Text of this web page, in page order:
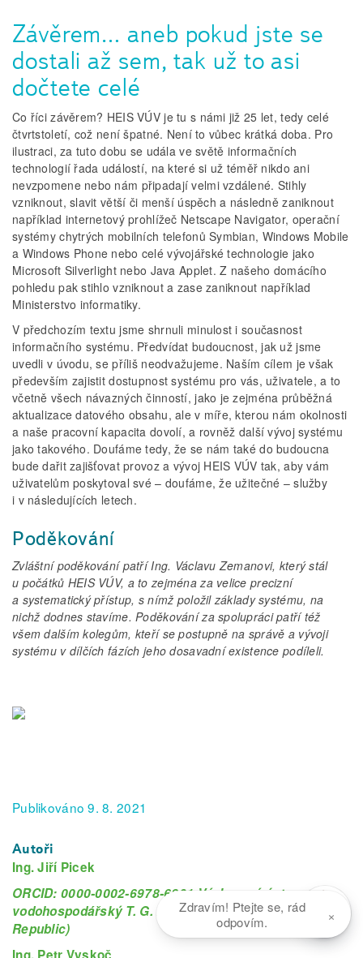
Závěrem… aneb pokud jste se
dostali až sem, tak už to asi
dočtete celé
Co říci závěrem? HEIS VÚV je tu s námi již 25 let, tedy celé
čtvrtstoletí, což není špatné. Není to vůbec krátká doba. Pro
ilustraci, za tuto dobu se udála ve světě informačních
technologií řada událostí, na které si už téměř nikdo ani
nevzpomene nebo nám připadají velmi vzdálené. Stihly
vzniknout, slavit větší či menší úspěch a následně zaniknout
například internetový prohlížeč Netscape Navigator, operační
systémy chytrých mobilních telefonů Symbian, Windows Mobile
a Windows Phone nebo celé vývojářské technologie jako
Microsoft Silverlight nebo Java Applet. Z našeho domácího
pohledu pak stihlo vzniknout a zase zaniknout například
Ministerstvo informatiky.
V předchozím textu jsme shrnuli minulost i současnost
informačního systému. Předvídat budoucnost, jak už jsme
uvedli v úvodu, se příliš neodvažujeme. Naším cílem je však
především zajistit dostupnost systému pro vás, uživatele, a to
včetně všech návazných činností, jako je zejména průběžná
aktualizace datového obsahu, ale v míře, kterou nám okolnosti
a naše pracovní kapacita dovolí, a rovněž další vývoj systému
jako takového. Doufáme tedy, že se nám také do budoucna
bude dařit zajišťovat provoz a vývoj HEIS VÚV tak, aby vám
uživatelům poskytoval své – doufáme, že užitečné – služby
i v následujících letech.
Poděkování
Zvláštní poděkování patří Ing. Václavu Zemanovi, který stál
u počátků HEIS VÚV, a to zejména za velice precizní
a systematický přístup, s nímž položil základy systému, na
nichž dodnes stavíme. Poděkování za spolupráci patří též
všem dalším kolegům, kteří se postupně na správě a vývoji
systému v dílčích fázích jeho dosavadní existence podíleli.
Publikováno 9. 8. 2021
Autoři
Ing. Jiří Picek
ORCID: 0000-0002-6978-6801 Výzkumný ústav
vodohospodářský T. G. Masaryka, Praha (Czech
Republic)
Zdravím! Ptejte se, rád
odpovím.
×